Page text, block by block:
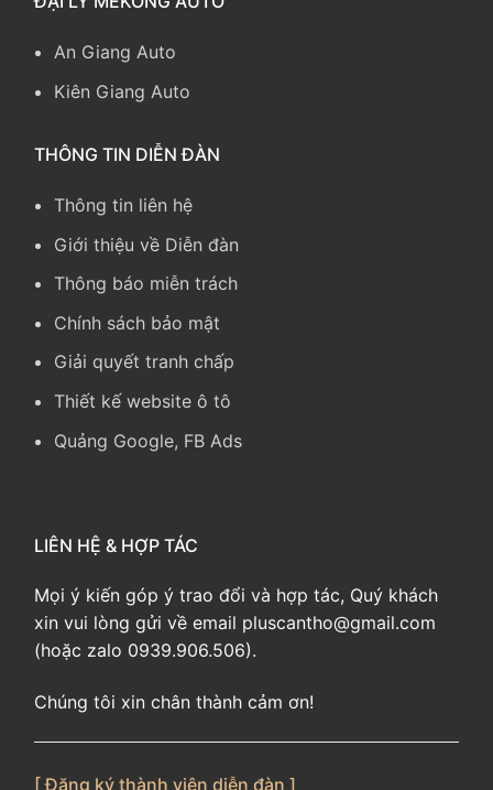
An Giang Auto
Kiên Giang Auto
THÔNG TIN DIỄN ĐÀN
Thông tin liên hệ
Giới thiệu về Diễn đàn
Thông báo miễn trách
Chính sách bảo mật
Giải quyết tranh chấp
Thiết kế website ô tô
Quảng Google, FB Ads
LIÊN HỆ & HỢP TÁC
Mọi ý kiến góp ý trao đổi và hợp tác, Quý khách
xin vui lòng gửi về email pluscantho@gmail.com
(hoặc zalo 0939.906.506).
Chúng tôi xin chân thành cảm ơn!
[ Đăng ký thành viên diễn đàn ]